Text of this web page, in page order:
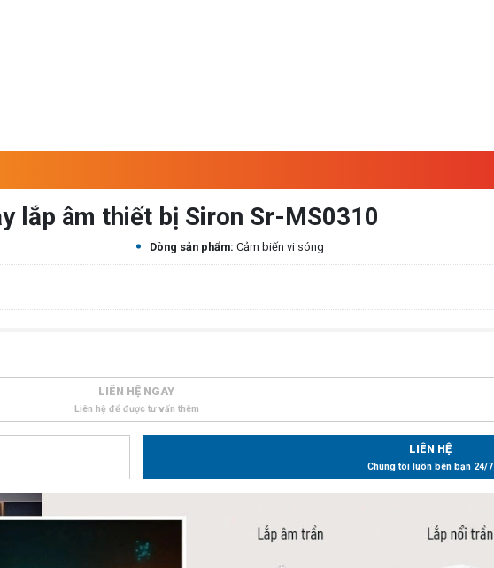
lắp âm thiết bị Siron Sr-MS0310
Dòng sản phẩm: Cảm biến vi sóng
LIÊN HỆ NGAY
Liên hệ để được tư vấn thêm
LIÊN HỆ
Chúng tôi luôn bên bạn 24/7